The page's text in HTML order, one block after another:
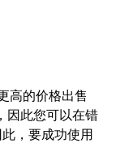
高的价格出售
因此您可以在错
，要成功使用